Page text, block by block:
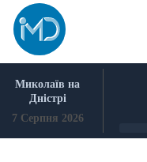
Skip
content
Миколаїв на
Дністрі
7 Серпня 2026